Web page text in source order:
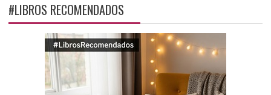
#LIBROS RECOMENDADOS